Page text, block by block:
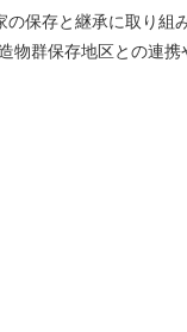
保存と継承に取り組
物群保存地区との連